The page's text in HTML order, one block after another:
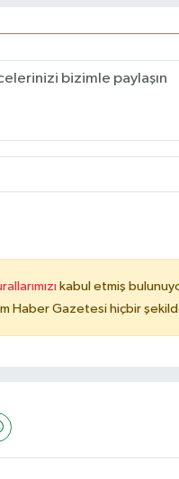
kabul etmiş
Haber Gazetesi hiçbir